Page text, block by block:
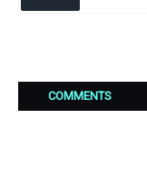
COMMENTS